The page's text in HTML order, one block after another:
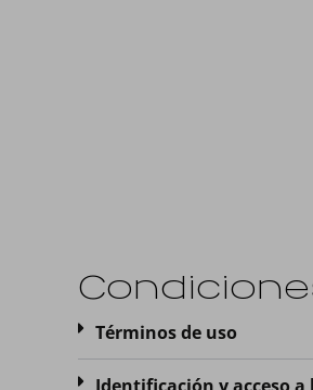
Términos de uso